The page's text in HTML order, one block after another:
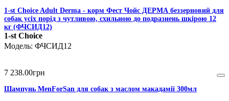
1-st Choice Adult Derma - корм Фест Чойс ДЕРМА беззерновий для
собак усіх порід з чутливою, схильною до подразнень шкірою 12
кг (ФЧСИД12)
1-st Choice
ФЧСИД12
7 238.00грн
Шампунь MenForSan для собак з маслом макадамії 300мл